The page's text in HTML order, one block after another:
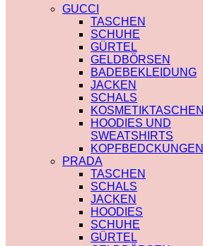
SAINT LAURENT
VERSACE
SCHALS
CHLOE
FENDI
GUCCI
LOUIS VUITTON
PRADA
SAINT LAURENT
SCHULTERRIEMEN
DIOR
LOUIS VUITTON
STRUMPFHOSEN
GUCCI
KOSMETIKTASCHEN
GUCCI
LOUIS VUITTON
SAINT LAURENT
TRENCHCOAT
BURBERRY
PRADA
SOCKEN
GUCCI
SHORTS
BURBERRY
POLO
BURBERRY
CHLOE
GUCCI
MONCLER
HOODIES UND
SWEATSHIRTS
AMI PARIS
BURBERRY
FENDI
GUCCI
LOUIS VUITTON
GUCCI
TASCHEN
SCHUHE
GÜRTEL
GELDBÖRSEN
BADEBEKLEIDUNG
JACKEN
SCHALS
KOSMETIKTASCHEN
HOODIES UND
SWEATSHIRTS
KOPFBEDCKUNGEN
PRADA
TASCHEN
SCHALS
JACKEN
HOODIES
SCHUHE
GÜRTEL